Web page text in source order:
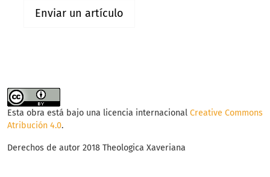
Enviar un artículo
Esta obra está bajo una licencia internacional Creative Commons
Atribución 4.0.
Derechos de autor 2018 Theologica Xaveriana